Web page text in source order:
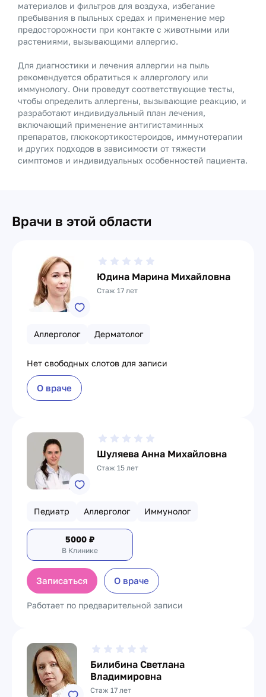
материалов и фильтров для воздуха, избегание
пребывания в пыльных средах и применение мер
предосторожности при контакте с животными или
растениями, вызывающими аллергию.
Для диагностики и лечения аллергии на пыль
рекомендуется обратиться к аллергологу или
иммунологу. Они проведут соответствующие тесты,
чтобы определить аллергены, вызывающие реакцию, и
разработают индивидуальный план лечения,
включающий применение антигистаминных
препаратов, глюкокортикостероидов, иммунотерапии
и других подходов в зависимости от тяжести
симптомов и индивидуальных особенностей пациента.
Врачи в этой области
Юдина Марина Михайловна
Стаж 17 лет
Аллерголог Дерматолог
Нет свободных слотов для записи
О враче
Шуляева Анна Михайловна
Стаж 15 лет
Педиатр Аллерголог Иммунолог
5000 ₽
В Клинике
Записаться О враче
Работает по предварительной записи
Билибина Светлана
Владимировна
Стаж 17 лет